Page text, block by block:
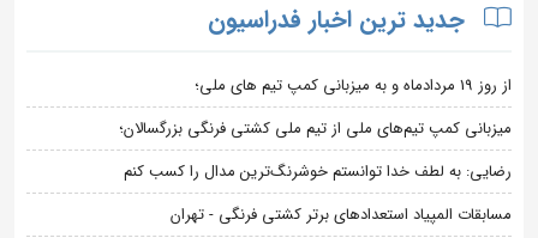
جدید ترین اخبار فدراسیون
از روز 19 مردادماه و به میزبانی کمپ تیم های ملی؛
میزبانی کمپ تیم‌های ملی از تیم ملی کشتی فرنگی بزرگسالان؛
رضایی: به لطف خدا توانستم خوشرنگ‌ترین مدال را کسب کنم
مسابقات المپیاد استعدادهای برتر کشتی فرنگی - تهران